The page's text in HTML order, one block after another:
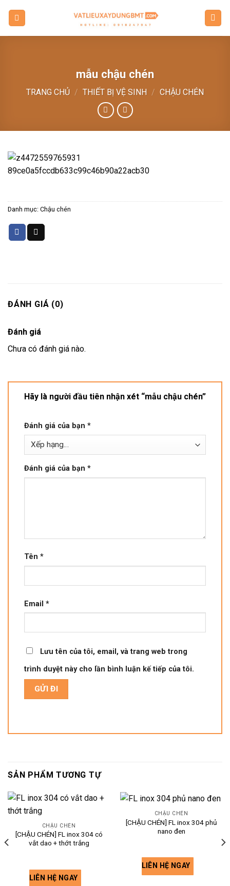
mẫu chậu chén
TRANG CHỦ / THIẾT BỊ VỆ SINH / CHẬU CHÉN
Danh mục: Chậu chén
ĐÁNH GIÁ (0)
Đánh giá
Chưa có đánh giá nào.
Hãy là người đầu tiên nhận xét “mẫu chậu chén”
Đánh giá của bạn *
Đánh giá của bạn *
Tên *
Email *
Lưu tên của tôi, email, và trang web trong
trình duyệt này cho lần bình luận kế tiếp của tôi.
SẢN PHẨM TƯƠNG TỰ
CHẬU CHÉN
[CHẬU CHÉN] FL inox 304 có
vắt dao + thớt trắng
LIÊN HỆ NGAY
CHẬU CHÉN
[CHẬU CHÉN] FL inox 304 phủ
nano đen
LIÊN HỆ NGAY